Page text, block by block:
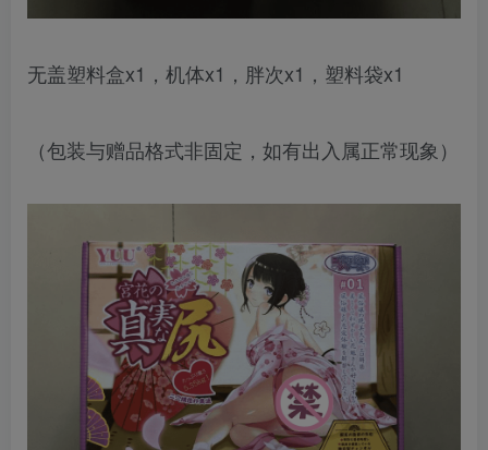
无盖塑料盒x1，机体x1，胖次x1，塑料袋x1
（包装与赠品格式非固定，如有出入属正常现象）